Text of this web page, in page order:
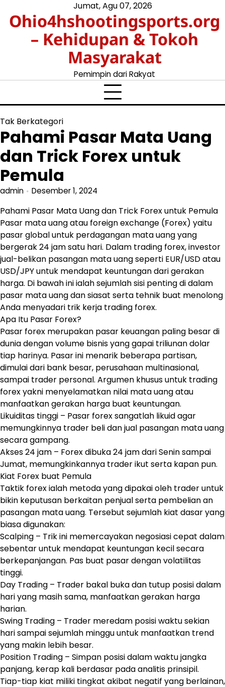
content
Jumat, Agu 07, 2026
Ohio4hshootingsports.org
– Kehidupan & Tokoh
Masyarakat
Pemimpin dari Rakyat
Tak Berkategori
Pahami Pasar Mata Uang
dan Trick Forex untuk
Pemula
admin Desember 1, 2024
Pahami Pasar Mata Uang dan Trick Forex untuk Pemula
Pasar mata uang atau foreign exchange (Forex) yaitu
pasar global untuk perdagangan mata uang yang
bergerak 24 jam satu hari. Dalam trading forex, investor
jual-belikan pasangan mata uang seperti EUR/USD atau
USD/JPY untuk mendapat keuntungan dari gerakan
harga. Di bawah ini ialah sejumlah sisi penting di dalam
pasar mata uang dan siasat serta tehnik buat menolong
Anda menyadari trik kerja trading forex.
Apa Itu Pasar Forex?
Pasar forex merupakan pasar keuangan paling besar di
dunia dengan volume bisnis yang gapai triliunan dolar
tiap harinya. Pasar ini menarik beberapa partisan,
dimulai dari bank besar, perusahaan multinasional,
sampai trader personal. Argumen khusus untuk trading
forex yakni menyelamatkan nilai mata uang atau
manfaatkan gerakan harga buat keuntungan.
Likuiditas tinggi – Pasar forex sangatlah likuid agar
memungkinnya trader beli dan jual pasangan mata uang
secara gampang.
Akses 24 jam – Forex dibuka 24 jam dari Senin sampai
Jumat, memungkinkannya trader ikut serta kapan pun.
Kiat Forex buat Pemula
Taktik forex ialah metoda yang dipakai oleh trader untuk
bikin keputusan berkaitan penjual serta pembelian an
pasangan mata uang. Tersebut sejumlah kiat dasar yang
biasa digunakan:
Scalping – Trik ini memercayakan negosiasi cepat dalam
sebentar untuk mendapat keuntungan kecil secara
berkepanjangan. Pas buat pasar dengan volatilitas
tinggi.
Day Trading – Trader bakal buka dan tutup posisi dalam
hari yang masih sama, manfaatkan gerakan harga
harian.
Swing Trading – Trader meredam posisi waktu sekian
hari sampai sejumlah minggu untuk manfaatkan trend
yang makin lebih besar.
Position Trading – Simpan posisi dalam waktu jangka
panjang, kerap kali berdasar pada analitis prinsipil.
Tiap-tiap kiat miliki tingkat akibat negatif yang berlainan,